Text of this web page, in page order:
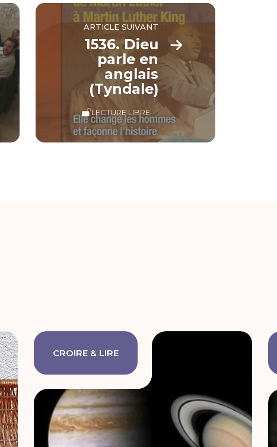
ARTICLE SUIVANT
1536. Dieu
parle en
anglais
(Tyndale)
LECTURE LIBRE
CROIRE & LIRE